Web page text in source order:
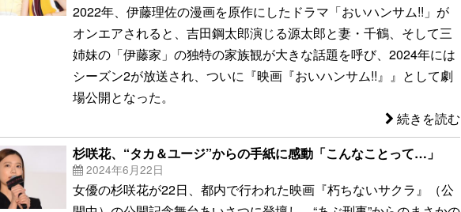
2022年、伊藤理佐の漫画を原作にしたドラマ「おいハンサム!!」が
オンエアされると、吉田鋼太郎演じる源太郎と妻・千鶴、そして三
姉妹の「伊藤家」の独特の家族観が大きな話題を呼び、2024年には
シーズン2が放送され、ついに『映画『おいハンサム!!』』として劇
場公開となった。
続きを読む
杉咲花、“タカ＆ユージ”からの手紙に感動「こんなことって…」
2024年6月22日
女優の杉咲花が22日、都内で行われた映画『朽ちないサクラ』（公